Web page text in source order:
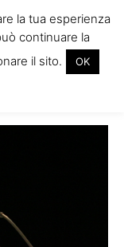
dublino
la tua esperienza
continuare la
il sito.
OK